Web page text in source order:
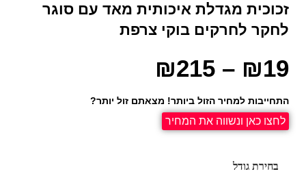
זכוכית מגדלת איכותית מאד עם סוגר
לחקר לחרקים בוקי צרפת
₪19
–
₪215
התחייבות למחיר הזול ביותר! מצאתם זול יותר?
לחצו כאן ונשווה את המחיר
בחירת גודל